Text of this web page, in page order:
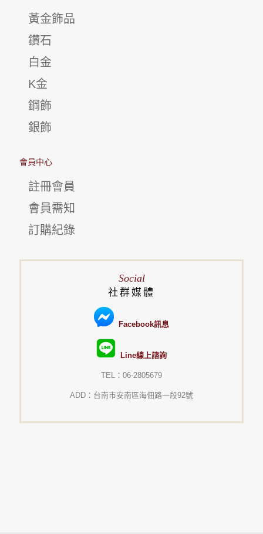
黃金飾品
鑽石
白金
K金
鋼飾
銀飾
會員中心
註冊會員
會員需知
訂購紀錄
Social
社群媒體
Facebook訊息
Line線上諮詢
TEL：06-2805679
ADD：台南市安南區海佃路一段92號